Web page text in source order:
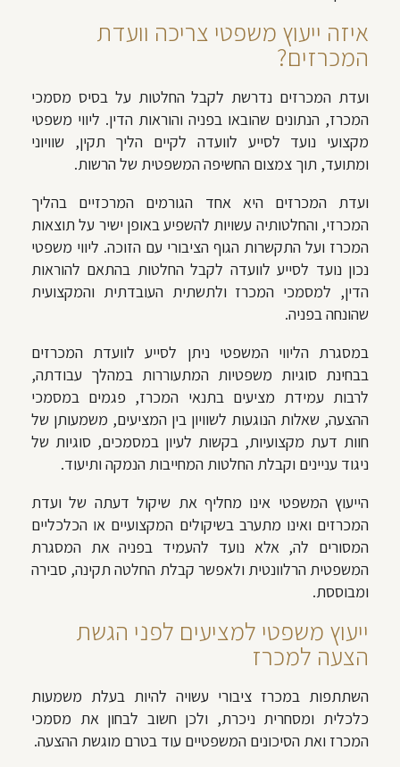
איזה ייעוץ משפטי צריכה וועדת
המכרזים?
ועדת המכרזים נדרשת לקבל החלטות על בסיס מסמכי
המכרז, הנתונים שהובאו בפניה והוראות הדין. ליווי משפטי
מקצועי נועד לסייע לוועדה לקיים הליך תקין, שוויוני
ומתועד, תוך צמצום החשיפה המשפטית של הרשות.
ועדת המכרזים היא אחד הגורמים המרכזיים בהליך
המכרזי, והחלטותיה עשויות להשפיע באופן ישיר על תוצאות
המכרז ועל התקשרות הגוף הציבורי עם הזוכה. ליווי משפטי
נכון נועד לסייע לוועדה לקבל החלטות בהתאם להוראות
הדין, למסמכי המכרז ולתשתית העובדתית והמקצועית
שהונחה בפניה.
במסגרת הליווי המשפטי ניתן לסייע לוועדת המכרזים
בבחינת סוגיות משפטיות המתעוררות במהלך עבודתה,
לרבות עמידת מציעים בתנאי המכרז, פגמים במסמכי
ההצעה, שאלות הנוגעות לשוויון בין המציעים, משמעותן של
חוות דעת מקצועיות, בקשות לעיון במסמכים, סוגיות של
ניגוד עניינים וקבלת החלטות המחייבות הנמקה ותיעוד.
הייעוץ המשפטי אינו מחליף את שיקול דעתה של ועדת
המכרזים ואינו מתערב בשיקולים המקצועיים או הכלכליים
המסורים לה, אלא נועד להעמיד בפניה את המסגרת
המשפטית הרלוונטית ולאפשר קבלת החלטה תקינה, סבירה
ומבוססת.
ייעוץ משפטי למציעים לפני הגשת
הצעה למכרז
השתתפות במכרז ציבורי עשויה להיות בעלת משמעות
כלכלית ומסחרית ניכרת, ולכן חשוב לבחון את מסמכי
המכרז ואת הסיכונים המשפטיים עוד בטרם מוגשת ההצעה.